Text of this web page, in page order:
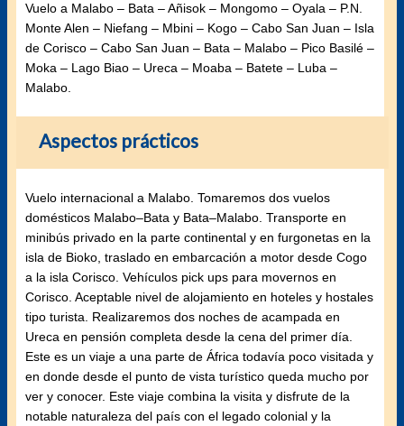
Vuelo a Malabo – Bata – Añisok – Mongomo – Oyala – P.N.
Monte Alen – Niefang – Mbini – Kogo – Cabo San Juan – Isla
de Corisco – Cabo San Juan – Bata – Malabo – Pico Basilé –
Moka – Lago Biao – Ureca – Moaba – Batete – Luba –
Malabo.
Aspectos prácticos
Vuelo internacional a Malabo. Tomaremos dos vuelos
domésticos Malabo–Bata y Bata–Malabo. Transporte en
minibús privado en la parte continental y en furgonetas en la
isla de Bioko, traslado en embarcación a motor desde Cogo
a la isla Corisco. Vehículos pick ups para movernos en
Corisco. Aceptable nivel de alojamiento en hoteles y hostales
tipo turista. Realizaremos dos noches de acampada en
Ureca en pensión completa desde la cena del primer día.
Este es un viaje a una parte de África todavía poco visitada y
en donde desde el punto de vista turístico queda mucho por
ver y conocer. Este viaje combina la visita y disfrute de la
notable naturaleza del país con el legado colonial y la